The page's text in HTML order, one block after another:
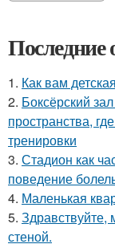
Последние
1. Как вам
2. Боксёрский
пространства,
тренировки
3. Стадион как
поведение
4. Маленькая
5. Здравствуйте,
стеной.